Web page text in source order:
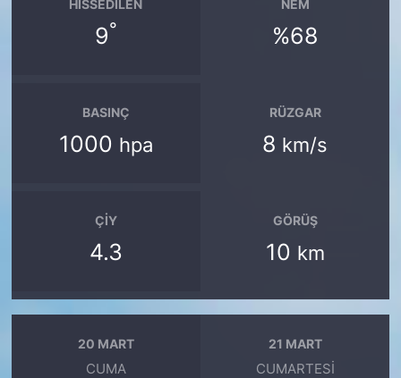
HISSEDILEN
9°
NEM
%68
BASINÇ
1000 hpa
RÜZGAR
8 km/s
ÇIY
4.3
GÖRÜŞ
10 km
20 MART
CUMA
21 MART
CUMARTESI